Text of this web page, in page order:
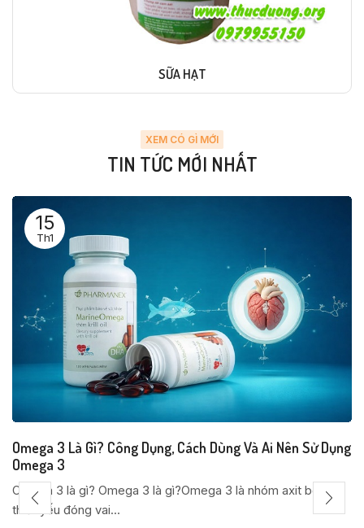
SỮA HẠT
XEM CÓ GÌ MỚI
TIN TỨC MỚI NHẤT
15
Th1
Omega 3 Là Gì? Công Dụng, Cách Dùng Và Ai Nên Sử Dụng
Omega 3
Omega 3 là gì? Omega 3 là gì?Omega 3 là nhóm axit béo
thiết yếu đóng vai...